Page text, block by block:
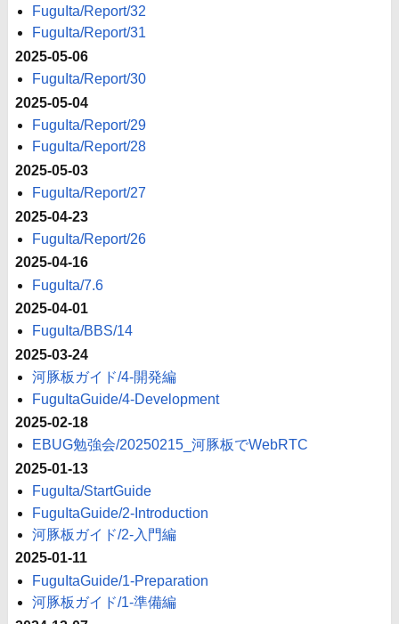
FuguIta/Report/32
FuguIta/Report/31
2025-05-06
FuguIta/Report/30
2025-05-04
FuguIta/Report/29
FuguIta/Report/28
2025-05-03
FuguIta/Report/27
2025-04-23
FuguIta/Report/26
2025-04-16
FuguIta/7.6
2025-04-01
FuguIta/BBS/14
2025-03-24
河豚板ガイド/4-開発編
FuguItaGuide/4-Development
2025-02-18
EBUG勉強会/20250215_河豚板でWebRTC
2025-01-13
FuguIta/StartGuide
FuguItaGuide/2-Introduction
河豚板ガイド/2-入門編
2025-01-11
FuguItaGuide/1-Preparation
河豚板ガイド/1-準備編